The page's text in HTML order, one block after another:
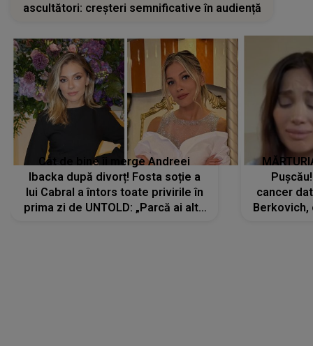
ascultători: creșteri semnificative în audiență
Cât de bine îi merge Andreei
Ibacka după divorț! Fosta soție a
lui Cabral a întors toate privirile în
prima zi de UNTOLD: „Parcă ai altă
cancer
Berkovich,